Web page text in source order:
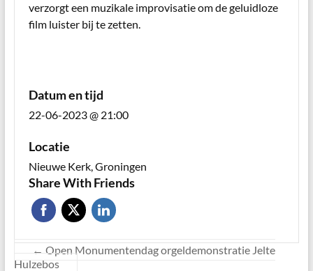
verzorgt een muzikale improvisatie om de geluidloze
film luister bij te zetten.
Datum en tijd
22-06-2023 @ 21:00
Locatie
Nieuwe Kerk, Groningen
Share With Friends
← Open Monumentendag orgeldemonstratie Jelte
Hulzebos